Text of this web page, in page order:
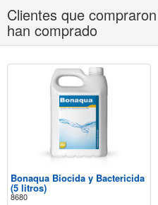
Clientes que
han comprado
Bonaqua Biocida y Bactericida
(5 litros)
8680